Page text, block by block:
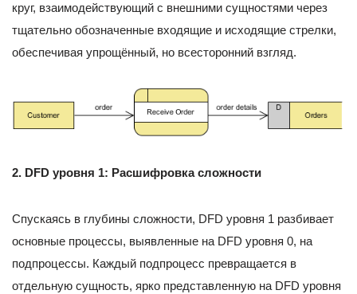
круг, взаимодействующий с внешними сущностями через
тщательно обозначенные входящие и исходящие стрелки,
обеспечивая упрощённый, но всесторонний взгляд.
2. DFD уровня 1: Расшифровка сложности
Спускаясь в глубины сложности, DFD уровня 1 разбивает
основные процессы, выявленные на DFD уровня 0, на
подпроцессы. Каждый подпроцесс превращается в
отдельную сущность, ярко представленную на DFD уровня